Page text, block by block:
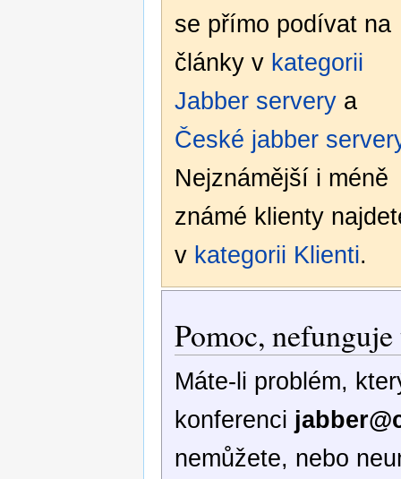
se přímo podívat na
články v kategorii
Jabber serverya
České jabber
Nejznámější i méně
známé klienty
v kategorii Klienti.
Pomoc,
Máte-li problém,
konferenci
nemůžete, nebo